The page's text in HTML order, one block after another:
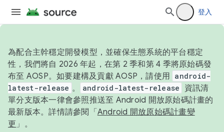
登入
為配合主幹穩定開發模型，並確保生態系統的平台穩定
性，我們將自 2026 年起，在第 2 季和第 4 季將原始碼發
布至 AOSP。如要建構及貢獻 AOSP，請使用 android-
latest-release 。 android-latest-release
資訊清
單分支版本一律會參照推送至 Android 開放原始碼計畫的
最新版本。詳情請參閱「 Android 開放原始碼計畫變
更 」。